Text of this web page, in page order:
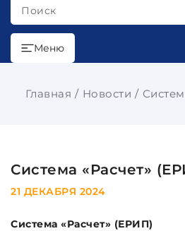
Поиск
Меню
Главная Новости
Система «Расчет»
21 ДЕКАБРЯ 2024
Система «Расчет» (ЕРИП)